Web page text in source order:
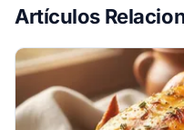
Artículos